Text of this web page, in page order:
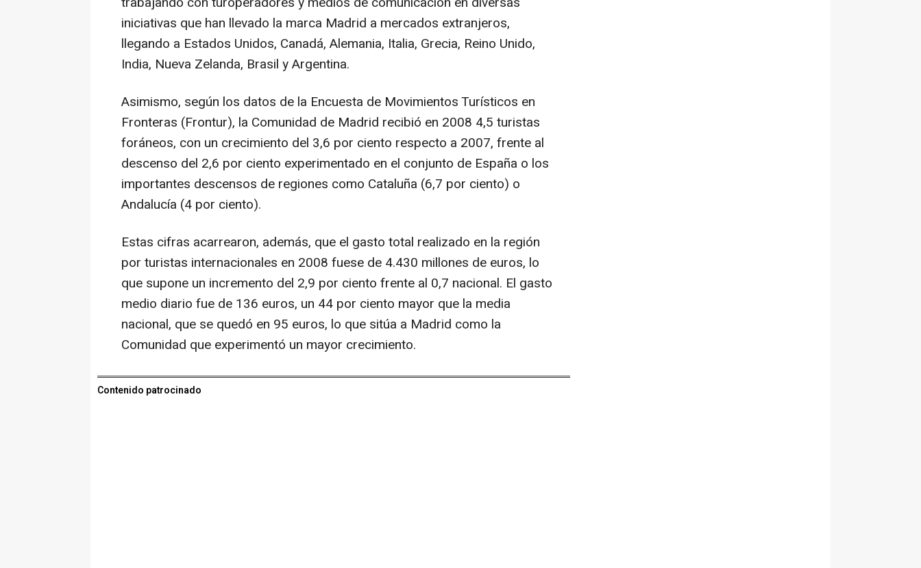
iniciativas que han llevado la marca Madrid a mercados extranjeros,
llegando a Estados Unidos, Canadá, Alemania, Italia, Grecia, Reino Unido,
India, Nueva Zelanda, Brasil y Argentina.
Asimismo, según los datos de la Encuesta de Movimientos Turísticos en
Fronteras (Frontur), la Comunidad de Madrid recibió en 2008 4,5 turistas
foráneos, con un crecimiento del 3,6 por ciento respecto a 2007, frente al
descenso del 2,6 por ciento experimentado en el conjunto de España o los
importantes descensos de regiones como Cataluña (6,7 por ciento) o
Andalucía (4 por ciento).
Estas cifras acarrearon, además, que el gasto total realizado en la región
por turistas internacionales en 2008 fuese de 4.430 millones de euros, lo
que supone un incremento del 2,9 por ciento frente al 0,7 nacional. El gasto
medio diario fue de 136 euros, un 44 por ciento mayor que la media
nacional, que se quedó en 95 euros, lo que sitúa a Madrid como la
Comunidad que experimentó un mayor crecimiento.
Contenido patrocinado